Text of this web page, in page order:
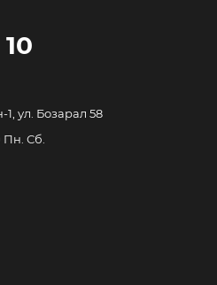
ул. Бозарал 58
Сб.